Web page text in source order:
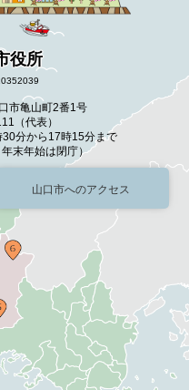
役所
市亀山町2番1号
（代表）
分から17時15分まで
末年始は閉庁）
山口市へのアクセス